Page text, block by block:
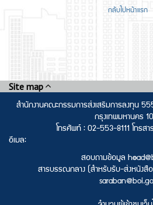
กลับไปหน้าแรก
Site map
สำนักงานคณะกรรมการส่งเสริมการลงทุน
กรุงเทพมหานคร
โทรศัพท์ : 02-553-8111 โทรส
อีเมล:
สอบถามข้อมูล
สารบรรณกลาง (สำหรับรับ-ส่งหนังสื